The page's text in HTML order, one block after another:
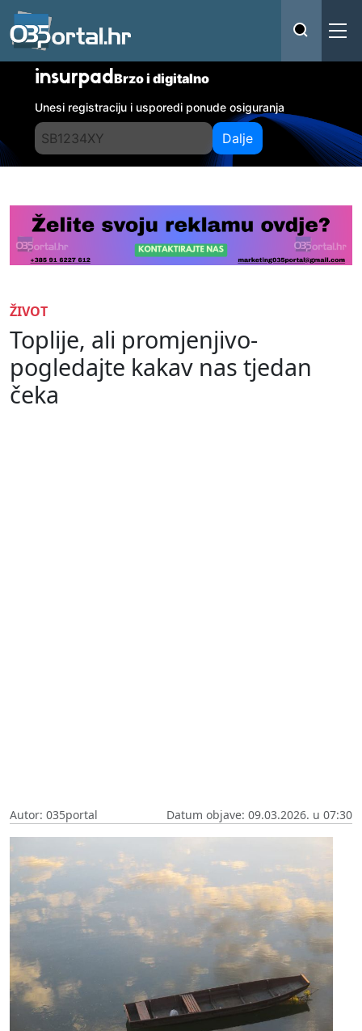
insurpadBrzo i digitalno
Unesi registraciju i usporedi ponude osiguranja
Dalje
ŽIVOT
Toplije, ali promjenjivo-
pogledajte kakav nas tjedan
čeka
Autor: 035portal Datum objave: 09.03.2026. u 07:30